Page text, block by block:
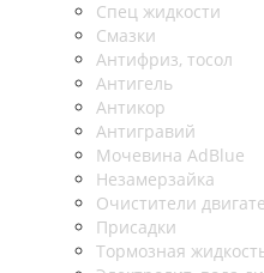
Спец жидкости
Смазки
Антифриз, тосол
Антигель
Антикор
Антигравий
Мочевина AdBlue
Незамерзайка
Очистители
Присадки
Тормозная